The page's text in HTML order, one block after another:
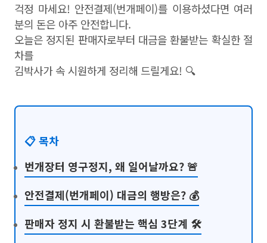
걱정 마세요! 안전결제(번개페이)를 이용하셨다면 여러
분의 돈은 아주 안전합니다.
오늘은 정지된 판매자로부터 대금을 환불받는 확실한 절
차를
김박사가 속 시원하게 정리해 드릴게요! 🔍
📋 목차
번개장터 영구정지, 왜 일어날까요? 🚨
안전결제(번개페이) 대금의 행방은? 💰
판매자 정지 시 환불받는 핵심 3단계 🛠